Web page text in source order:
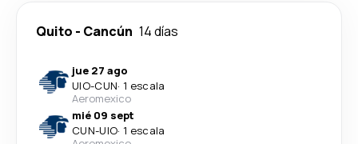
Quito - Cancún 14 días
jue 27 ago
UIO-CUN· 1 escala
Aeromexico
mié 09 sept
CUN-UIO· 1 escala